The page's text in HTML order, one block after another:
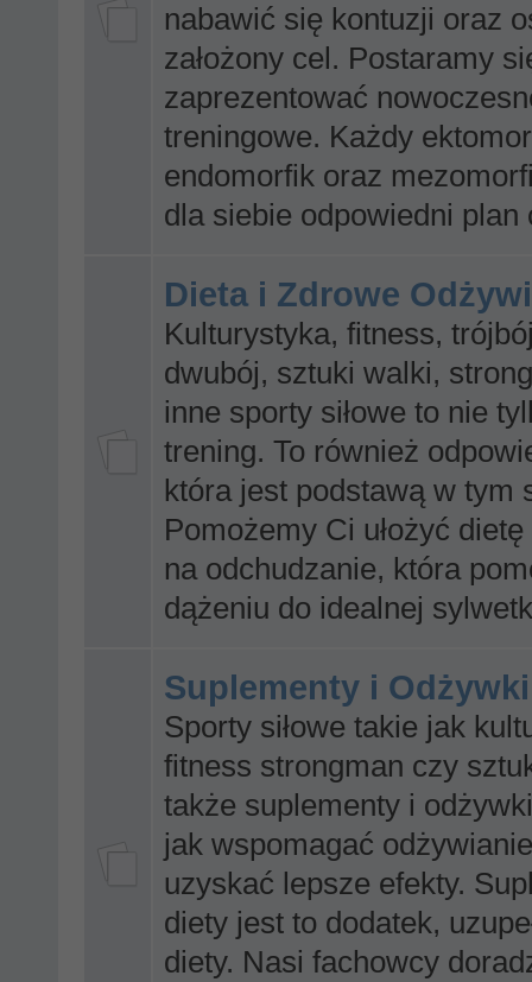
nabawić się kontuzji oraz
założony cel. Postaramy
zaprezentować
treningowe. Każdy
endomorfik oraz
dla siebie odpowiedni plan
Dieta i Zdrowe
Kulturystyka, fitness,
dwubój, sztuki walki,
inne sporty siłowe to nie
trening. To również
która jest podstawą w tym
Pomożemy Ci ułożyć
na odchudzanie, która
dążeniu do idealnej
Suplementy i Odżywki
Sporty siłowe takie jak
fitness strongman czy
także suplementy i
jak wspomagać
uzyskać lepsze efekty.
diety jest to dodatek,
diety. Nasi fachowcy